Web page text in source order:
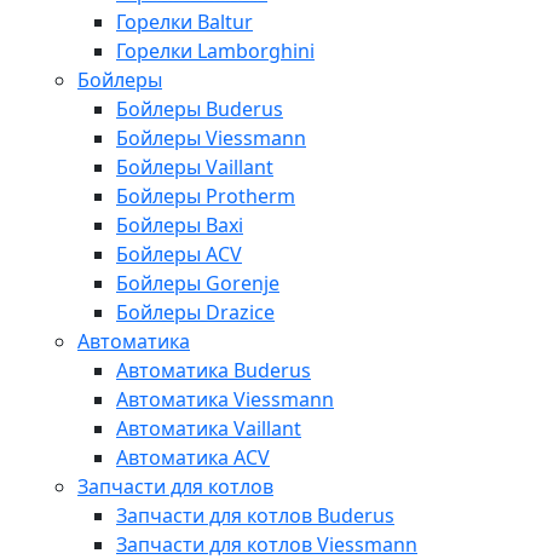
Горелки Baltur
Горелки Lamborghini
Бойлеры
Бойлеры Buderus
Бойлеры Viessmann
Бойлеры Vaillant
Бойлеры Protherm
Бойлеры Baxi
Бойлеры ACV
Бойлеры Gorenje
Бойлеры Drazice
Автоматика
Автоматика Buderus
Автоматика Viessmann
Автоматика Vaillant
Автоматика ACV
Запчасти для котлов
Запчасти для котлов Buderus
Запчасти для котлов Viessmann